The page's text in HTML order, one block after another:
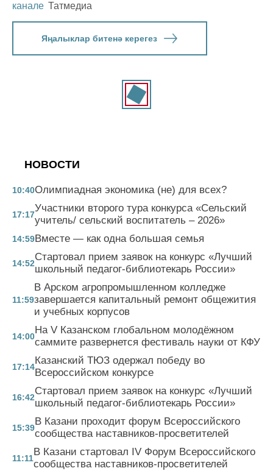
канале Татмедиа
Яңалыклар битенә керегез
НОВОСТИ
10:40Олимпиадная экономика (не) для всех?
17:17
Участники второго тура конкурса «Сельский
учитель/ сельский воспитатель – 2026»
14:59Вместе — как одна большая семья
14:52
Стартовал прием заявок на конкурс «Лучший
школьный педагог-библиотекарь России»
11:59
В Арском агропромышленном колледже
завершается капитальный ремонт общежития
и учебных корпусов
14:00
На V Казанском глобальном молодёжном
саммите развернется фестиваль науки от КФУ
17:14
Казанский ТЮЗ одержал победу во
Всероссийском конкурсе
16:42
Стартовал прием заявок на конкурс «Лучший
школьный педагог-библиотекарь России»
15:39
В Казани проходит форум Всероссийского
сообщества наставников-просветителей
11:11
В Казани стартовал IV Форум Всероссийского
сообщества наставников-просветителей